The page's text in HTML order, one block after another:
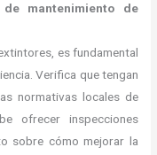
mantenimiento de
es fundamental
Verifica que tengan
normativas locales de
ofrecer inspecciones
sobre cómo mejorar la